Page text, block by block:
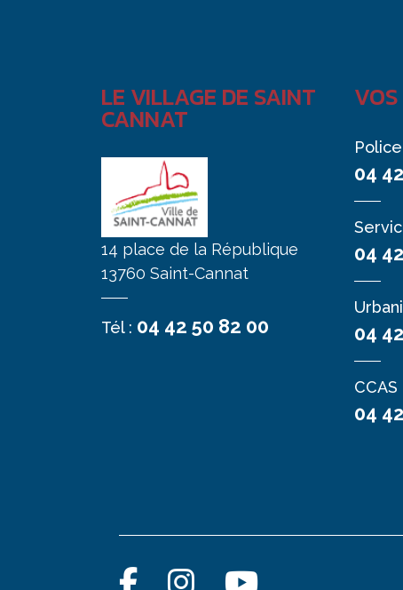
LE VILLAGE DE SAINT
CANNAT
14 place de la République
13760 Saint-Cannat
Tél : 04 42 50 82 00
04
04
04
CCAS
04